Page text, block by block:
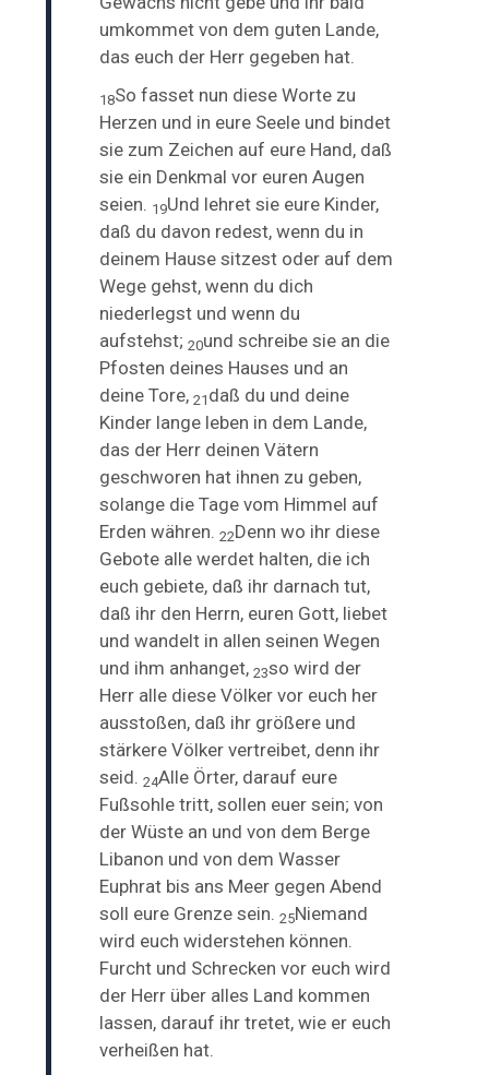
umkommet von dem guten Lande,
das euch der Herr gegeben hat.
18Sofasset nun diese Worte zu
Herzen und in eure Seele und bindet
sie zum Zeichen auf eure Hand, daß
sie ein Denkmal vor euren Augen
seien. 19Und lehret sie eure Kinder,
daß du davon redest, wenn du in
deinem Hause sitzest oder auf dem
Wege gehst, wenn du dich
niederlegst und wenn du
aufstehst;20und schreibe sie an die
Pfosten deines Hauses und an
deine Tore,21 daß du und deine
Kinder lange leben in dem Lande,
das der Herr deinen Vätern
geschworen hat ihnen zu geben,
solange die Tage vom Himmel auf
Erden währen.22Denn wo ihr diese
Gebote alle werdet halten, die ich
euch gebiete, daß ihr darnach tut,
daß ihr den Herrn, euren Gott, liebet
und wandelt in allen seinen Wegen
und ihm anhanget,23so wird der
Herr alle diese Völker vor euch her
ausstoßen, daß ihr größere und
stärkere Völker vertreibet, denn ihr
seid. 24Alle Örter, darauf eure
Fußsohle tritt, sollen euer sein; von
der Wüste an und von dem Berge
Libanon und von dem Wasser
Euphrat bis ans Meer gegen Abend
soll eure Grenze sein.25Niemand
wird euch widerstehen können.
Furcht und Schrecken vor euch wird
der Herr über alles Land kommen
lassen, darauf ihr tretet, wie er euch
verheißen hat.